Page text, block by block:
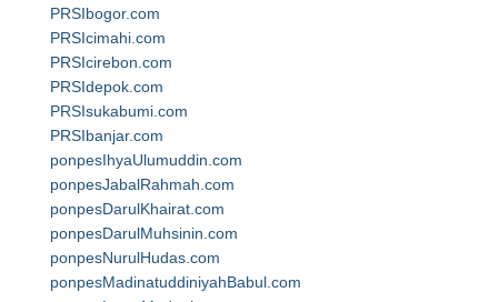
PRSIbogor.com
PRSIcimahi.com
PRSIcirebon.com
PRSIdepok.com
PRSIsukabumi.com
PRSIbanjar.com
ponpesIhyaUlumuddin.com
ponpesJabalRahmah.com
ponpesDarulKhairat.com
ponpesDarulMuhsinin.com
ponpesNurulHudas.com
ponpesMadinatuddiniyahBabul.com